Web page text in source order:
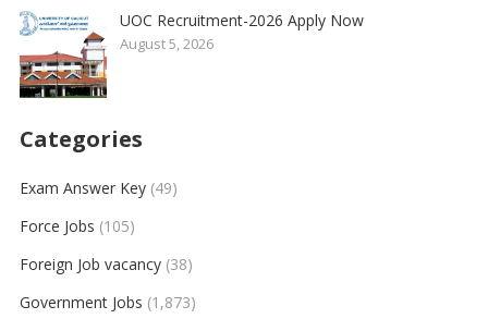
UOC Recruitment-2026 Apply Now
August 5, 2026
Categories
Exam Answer Key(49)
Force Jobs (105)
Foreign Job vacancy(38)
Government Jobs (1,873)